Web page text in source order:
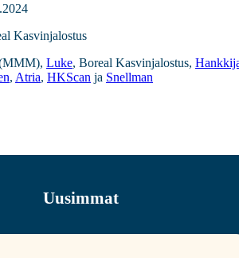
Kasvinjalostus
Luke, Boreal Kasvinjalostus,
, Atria, HKScan ja Snellman
Uusimmat